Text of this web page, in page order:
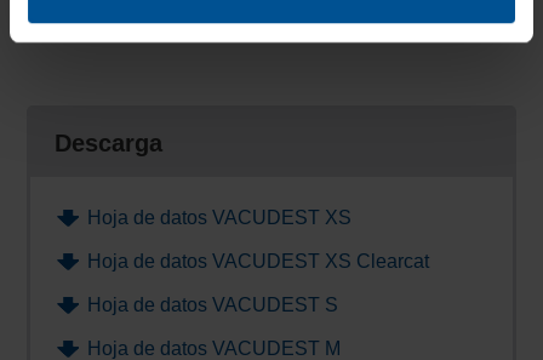
Descarga
Hoja de datos VACUDEST XS
Hoja de datos VACUDEST XS Clearcat
Hoja de datos VACUDEST S
Hoja de datos VACUDEST M